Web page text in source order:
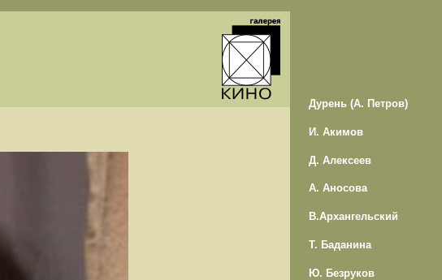
Дурень (А. Петров)
И. Акимов
Д. Алексеев
А. Аносова
В.Архангельский
Т. Баданина
Ю. Безруков